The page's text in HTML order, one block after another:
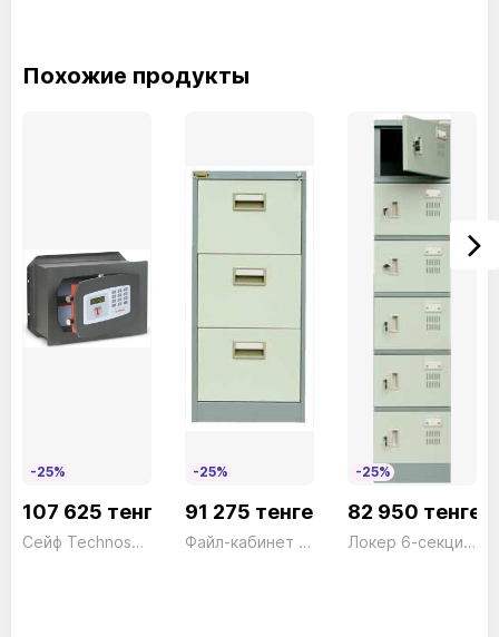
Похожие продукты
-25%
107 625 тенге
Сейф Technosafe Digital TE/4 Электронный черный Technomax 18кг
-25%
91 275 тенге
Файл-кабинет 3 ящика FC03 серый President
-25%
82 950 тенге
Локер 6-секционный LK06 серый President